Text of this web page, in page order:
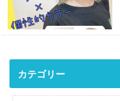
カテゴリー